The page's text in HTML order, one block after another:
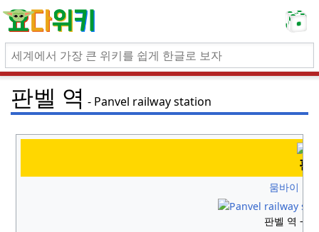
판벨 역 Panvel railway station
판
뭄바이 교
판벨 역 -